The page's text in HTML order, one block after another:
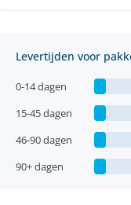
Levertijden voor
0-14 dagen
15-45 dagen
46-90 dagen
90+ dagen